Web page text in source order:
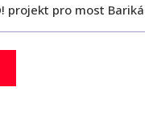
projekt pro most